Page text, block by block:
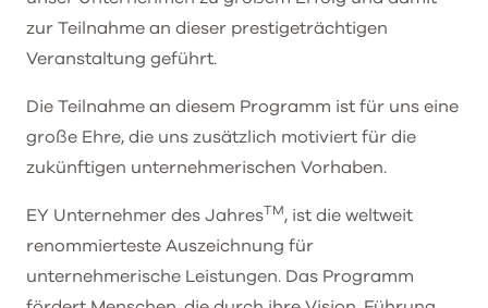
zur Teilnahme an dieser prestigeträchtigen
Veranstaltung geführt.
Die Teilnahme an diesem Programm ist für uns eine
große Ehre, die uns zusätzlich motiviert für die
zukünftigen unternehmerischen Vorhaben.
EY Unternehmer des JahresTM, ist die weltweit
renommierteste Auszeichnung für
unternehmerische Leistungen. Das Programm